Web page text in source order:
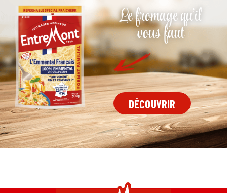
Le fromage qu'il
vous faut
DÉCOUVRIR